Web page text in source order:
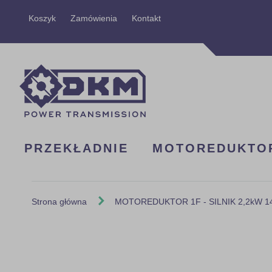
Koszyk Zamówienia KontaktPrzejdź
PRZEKŁADNIE
Strona główna MOTOREDUKTOR 1F - SILNIK 2,2kW